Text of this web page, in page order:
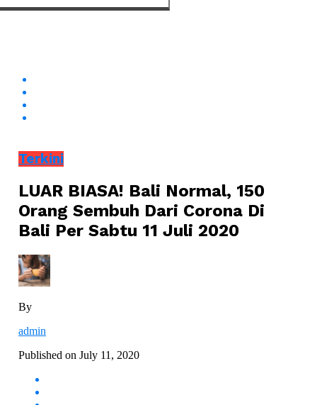
Terkini
LUAR BIASA! Bali Normal, 150
Orang Sembuh Dari Corona Di
Bali Per Sabtu 11 Juli 2020
By
admin
Published on July 11, 2020